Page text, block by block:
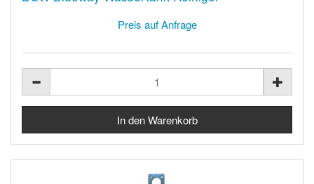
Preis auf Anfrage